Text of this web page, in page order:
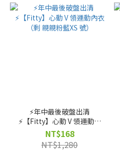
⚡️年中最後破盤出清
⚡️【Fitty】心動 V 領運動內
衣（剩 親親粉藍XS 號）
NT$168
NT$1,280